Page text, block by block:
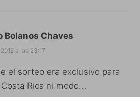
Bolanos Chaves
a las 23:17
el sorteo era exclusivo para
Rica ni modo…